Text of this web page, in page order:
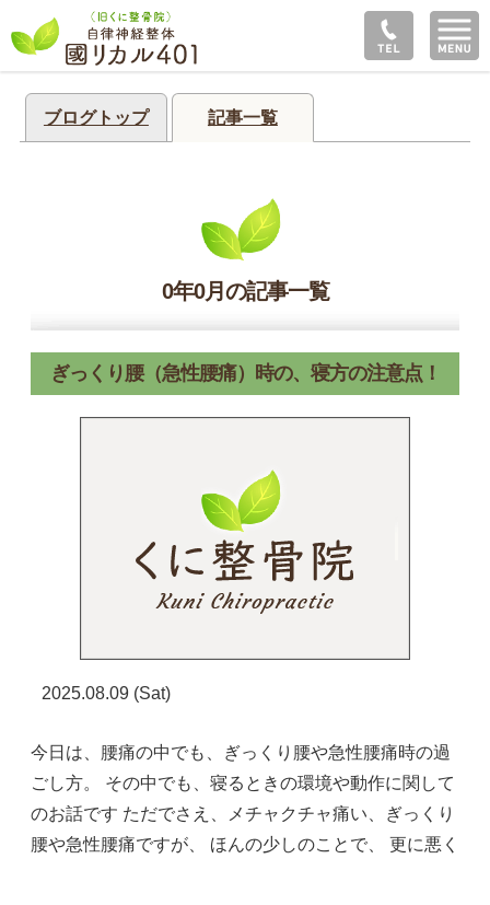
ブログトップ 記事一覧
0年0月の記事一覧
ぎっくり腰（急性腰痛）時の、寝方の注意点！
2025.08.09 (Sat)
今日は、腰痛の中でも、ぎっくり腰や急性腰痛時の過
ごし方。 その中でも、寝るときの環境や動作に関して
のお話です ただでさえ、メチャクチャ痛い、ぎっくり
腰や急性腰痛ですが、 ほんの少しのことで、 更に悪く